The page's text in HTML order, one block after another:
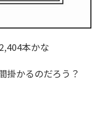
本かな
掛かるのだろう？